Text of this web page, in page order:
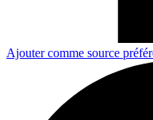
Ajouter comme source